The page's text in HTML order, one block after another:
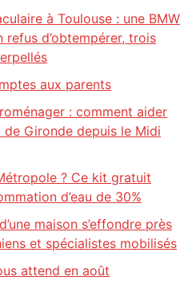
à Toulouse : une BMW
d’obtempérer, trois
aux parents
: comment aider
Gironde depuis le Midi
? Ce kit gratuit
d’eau de 30%
maison s’effondre près
et spécialistes mobilisés
attend en août